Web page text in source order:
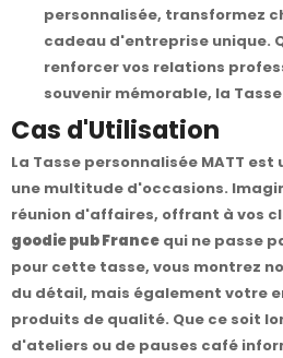
personnalisée, transformez
cadeau d'entreprise unique.
renforcer vos relations
souvenir mémorable, la
Cas d'Utilisation
La Tasse personnalisée MATT
une multitude d'occasions.
réunion d'affaires, offrant à vos
goodie pub France qui ne passe
pour cette tasse, vous montrez
du détail, mais également votre
produits de qualité. Que ce soit
d'ateliers ou de pauses café